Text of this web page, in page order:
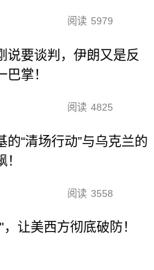
阅读 5979
说要谈判，伊朗又是反
巴掌！
阅读 4825
的“清场行动”与乌克兰的
阅读 3558
让美西方彻底破防！